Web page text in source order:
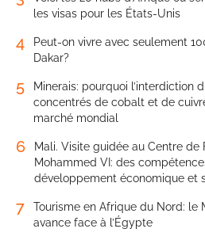
les visas pour les États-Unis
4
Peut-on vivre avec seulement
Dakar?
5
Minerais: pourquoi l’interdiction
concentrés de cobalt et de
marché mondial
6
Mali. Visite guidée au Centre
Mohammed VI: des
développement économique et
7
Tourisme en Afrique du Nord: le
avance face à l’Égypte